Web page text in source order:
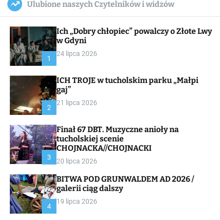
c
a
a
s
W
i
e
l
c
Ulubione naszych Czytelników i widzów
1
Ich „Dobry chłopiec” powalczy o Złote Lwy
w Gdyni
24 lipca 2026
2
ICH TROJE w tucholskim parku „Małpi
gaj”
21 lipca 2026
3
Finał 67 DBT. Muzyczne anioły na
tucholskiej scenie
CHOJNACKA//CHOJNACKI
20 lipca 2026
4
BITWA POD GRUNWALDEM AD 2026 /
galerii ciąg dalszy
19 lipca 2026